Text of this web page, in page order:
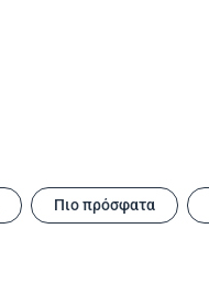
Πιο πρόσφατα